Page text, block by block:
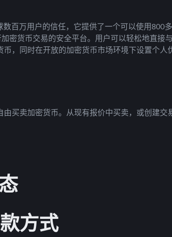
数百万用户的信任，它提供了一个可以使用800
密货币交易的安全平台。用户可以轻松地直接与
币，同时在开放的加密货币市场环境下设置个人
由买卖加密货币。从现有报价中买卖，或创建交
方式